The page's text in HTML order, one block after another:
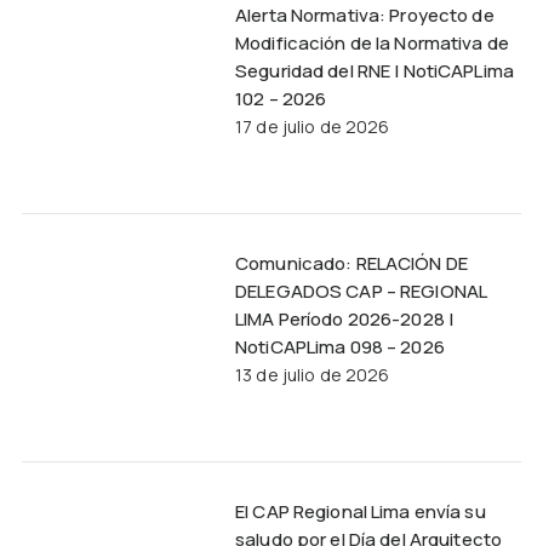
Alerta Normativa: Proyecto de
Modificación de la Normativa de
Seguridad del RNE | NotiCAPLima
102 – 2026
17 de julio de 2026
Comunicado: RELACIÓN DE
DELEGADOS CAP – REGIONAL
LIMA Período 2026-2028 |
NotiCAPLima 098 – 2026
13 de julio de 2026
El CAP Regional Lima envía su
saludo por el Día del Arquitecto